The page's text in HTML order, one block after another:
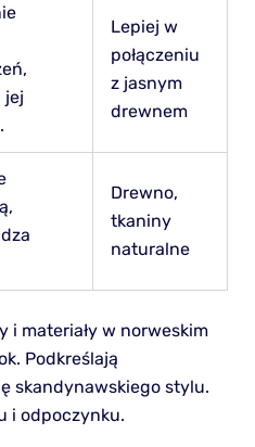
jej
Lepiej w
połączeniu
z jasnym
drewnem
Drewno,
tkaniny
naturalne
i materiały w norweskim
Podkreślają
skandynawskiego stylu.
i odpoczynku.